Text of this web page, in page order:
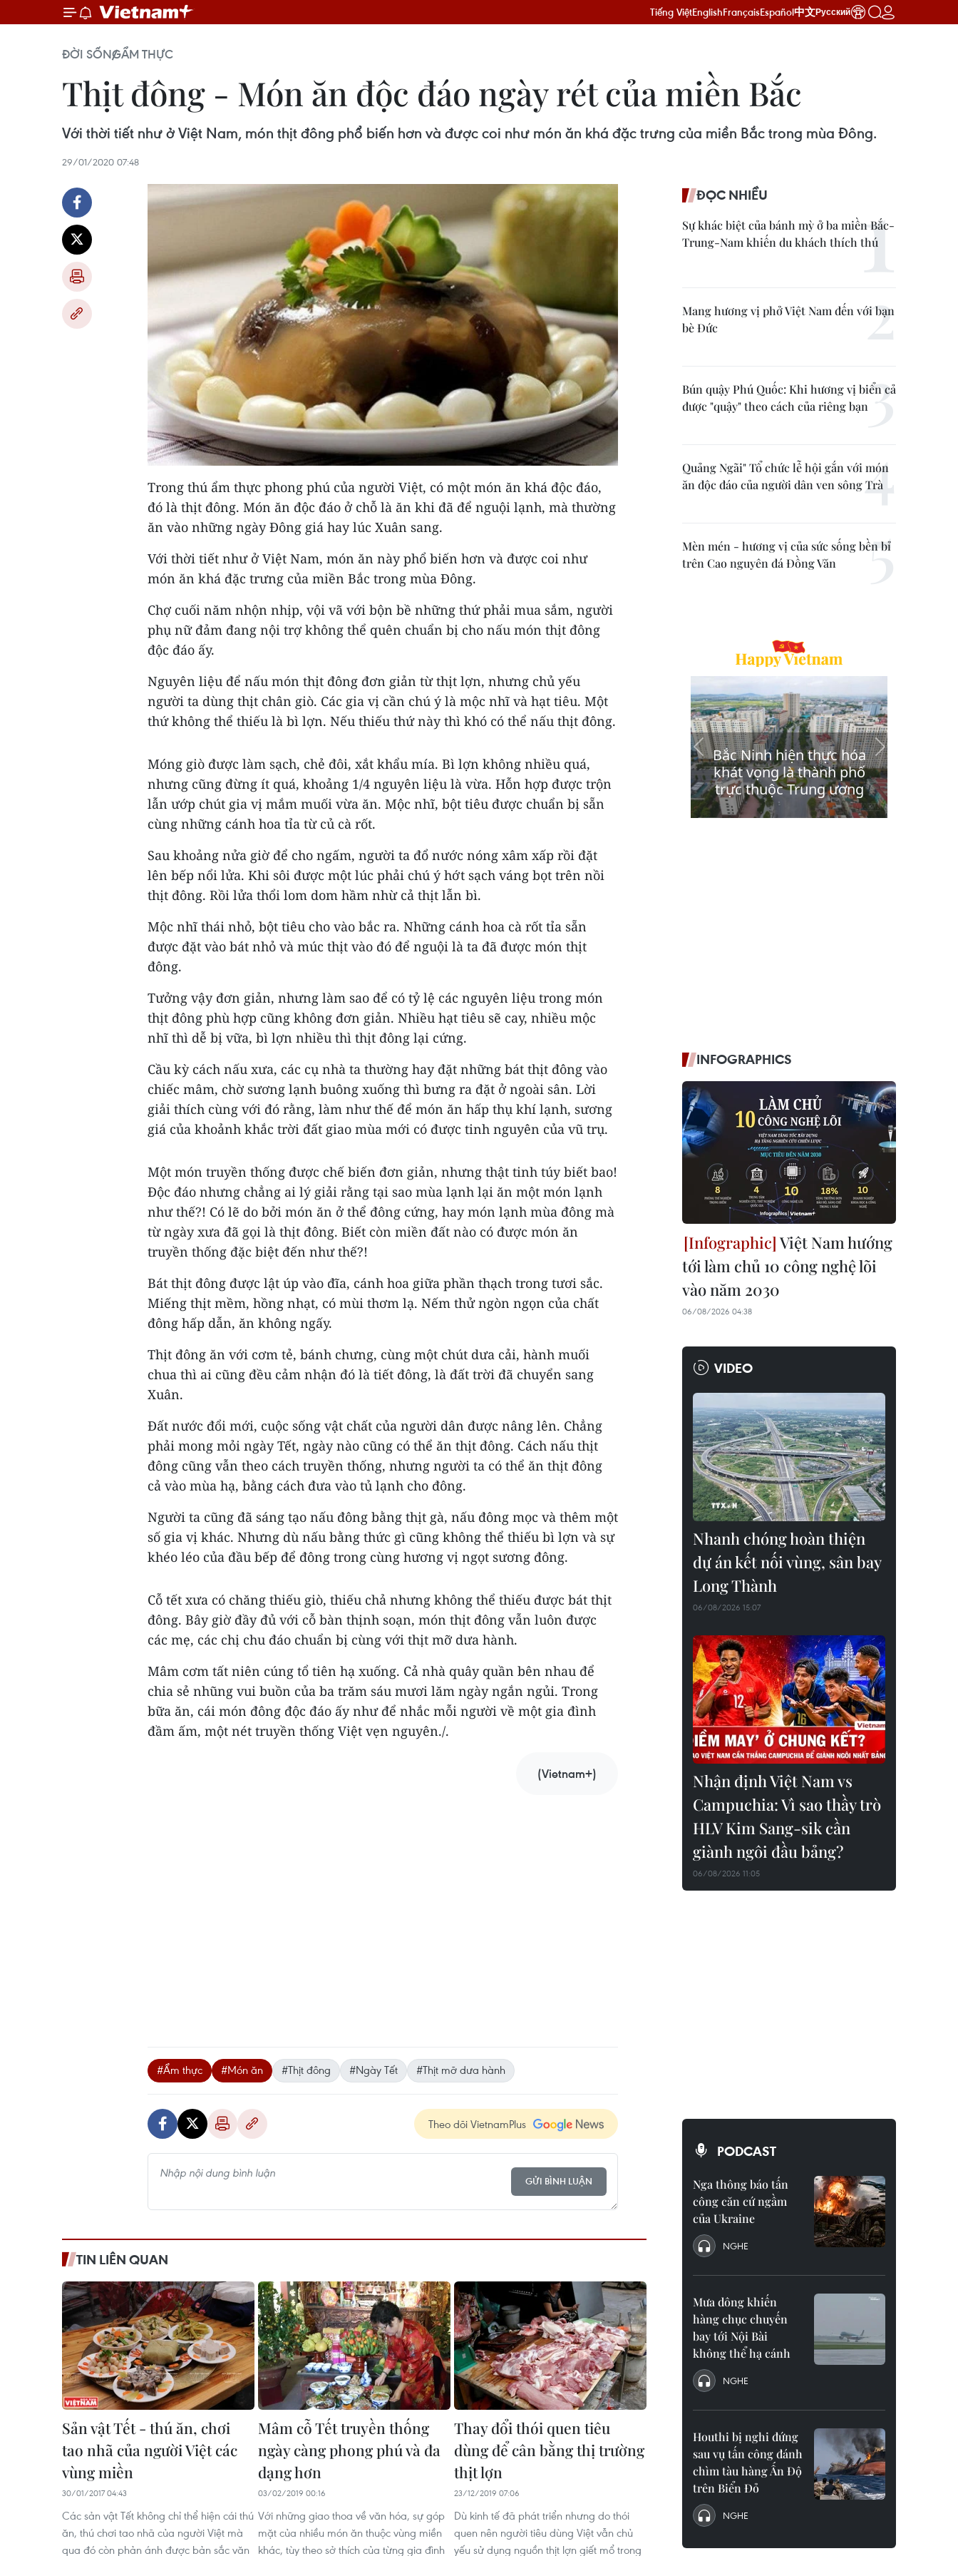
Tiếng ViệtEnglishFrançaisEspañol中文Русский
ĐỜI SỐNGẨM THỰC
Thịt đông - Món ăn độc đáo ngày rét của miền Bắc
Với thời tiết như ở Việt Nam, món thịt đông phổ biến hơn và được coi như món ăn khá đặc trưng của miền Bắc trong mùa Đông.
29/01/2020 07:48
Trong thú ẩm thực phong phú của người Việt, có một món ăn khá độc đáo,
đó là thịt đông. Món ăn độc đáo ở chỗ là ăn khi đã để nguội lạnh, mà thường
ăn vào những ngày Đông giá hay lúc Xuân sang.
Với thời tiết như ở Việt Nam, món ăn này phổ biến hơn và được coi như
món ăn khá đặc trưng của miền Bắc trong mùa Đông.
Chợ cuối năm nhộn nhịp, vội vã với bộn bề những thứ phải mua sắm, người
phụ nữ đảm đang nội trợ không thể quên chuẩn bị cho nấu món thịt đông
độc đáo ấy.
Nguyên liệu để nấu món thịt đông đơn giản từ thịt lợn, nhưng chủ yếu
người ta dùng thịt chân giò. Các gia vị cần chú ý là mộc nhĩ và hạt tiêu. Một
thứ không thể thiếu là bì lợn. Nếu thiếu thứ này thì khó có thể nấu thịt đông.
Móng giò được làm sạch, chẻ đôi, xắt khẩu mía. Bì lợn không nhiều quá,
nhưng cũng đừng ít quá, khoảng 1/4 nguyên liệu là vừa. Hỗn hợp được trộn
lẫn ướp chút gia vị mắm muối vừa ăn. Mộc nhĩ, bột tiêu được chuẩn bị sẵn
cùng những cánh hoa tỉa từ củ cà rốt.
Sau khoảng nửa giờ để cho ngấm, người ta đổ nước nóng xâm xấp rồi đặt
lên bếp nổi lửa. Khi sôi được một lúc phải chú ý hớt sạch váng bọt trên nồi
thịt đông. Rồi lửa thổi lom dom hầm nhừ cả thịt lẫn bì.
Mộc nhĩ thái nhỏ, bột tiêu cho vào bắc ra. Những cánh hoa cà rốt tỉa sẵn
được đặt vào bát nhỏ và múc thịt vào đó để nguội là ta đã được món thịt
đông.
Tưởng vậy đơn giản, nhưng làm sao để có tỷ lệ các nguyên liệu trong món
thịt đông phù hợp cũng không đơn giản. Nhiều hạt tiêu sẽ cay, nhiều mộc
nhĩ thì dễ bị vữa, bì lợn nhiều thì thịt đông lại cứng.
Cầu kỳ cách nấu xưa, các cụ nhà ta thường hay đặt những bát thịt đông vào
chiếc mâm, chờ sương lạnh buông xuống thì bưng ra đặt ở ngoài sân. Lời
giải thích cùng với đó rằng, làm như thế để món ăn hấp thụ khí lạnh, sương
giá của khoảnh khắc trời đất giao mùa mới có được tinh nguyên của vũ trụ.
Một món truyền thống được chế biến đơn giản, nhưng thật tinh túy biết bao!
Độc đáo nhưng chẳng ai lý giải rằng tại sao mùa lạnh lại ăn một món lạnh
như thế?! Có lẽ do bởi món ăn ở thể đông cứng, hay món lạnh mùa đông mà
từ ngày xưa đã gọi là thịt đông. Biết còn miền đất nào có được món ăn
truyền thống đặc biệt đến như thế?!
Bát thịt đông được lật úp vào đĩa, cánh hoa giữa phần thạch trong tươi sắc.
Miếng thịt mềm, hồng nhạt, có mùi thơm lạ. Nếm thử ngòn ngọn của chất
đông hấp dẫn, ăn không ngấy.
Thịt đông ăn với cơm tẻ, bánh chưng, cùng một chút dưa cải, hành muối
chua thì ai cũng đều cảm nhận đó là tiết đông, là đất trời đã chuyển sang
Xuân.
Đất nước đổi mới, cuộc sống vật chất của người dân được nâng lên. Chẳng
phải mong mỏi ngày Tết, ngày nào cũng có thể ăn thịt đông. Cách nấu thịt
đông cũng vẫn theo cách truyền thống, nhưng người ta có thể ăn thịt đông
cả vào mùa hạ, bằng cách đưa vào tủ lạnh cho đông.
Người ta cũng đã sáng tạo nấu đông bằng thịt gà, nấu đông mọc và thêm một
số gia vị khác. Nhưng dù nấu bằng thức gì cũng không thể thiếu bì lợn và sự
khéo léo của đầu bếp để đông trong cùng hương vị ngọt sương đông.
Cỗ tết xưa có chăng thiếu giò, thiếu chả nhưng không thể thiếu được bát thịt
đông. Bây giờ đầy đủ với cỗ bàn thịnh soạn, món thịt đông vẫn luôn được
các mẹ, các chị chu đáo chuẩn bị cùng với thịt mỡ dưa hành.
Mâm cơm tất niên cúng tổ tiên hạ xuống. Cả nhà quây quần bên nhau để
chia sẻ nhũng vui buồn của ba trăm sáu mươi lăm ngày ngắn ngủi. Trong
bữa ăn, cái món đông độc đáo ấy như để nhắc mỗi người về một gia đình
đầm ấm, một nét truyền thống Việt vẹn nguyên./.
(Vietnam+)
#Ẩm thực #Món ăn #Thịt đông #Ngày Tết #Thịt mỡ dưa hành
Theo dõi VietnamPlus
GỬI BÌNH LUẬN
TIN LIÊN QUAN
Sản vật Tết - thú ăn, chơi
tao nhã của người Việt các
vùng miền
30/01/2017 04:43
Các sản vật Tết không chỉ thể hiện cái thú
ăn, thú chơi tao nhã của người Việt mà
qua đó còn phản ánh được bản sắc văn
Mâm cỗ Tết truyền thống
ngày càng phong phú và đa
dạng hơn
03/02/2019 00:16
Với những giao thoa về văn hóa, sự góp
mặt của nhiều món ăn thuộc vùng miền
khác, tùy theo sở thích của từng gia đình
Thay đổi thói quen tiêu
dùng để cân bằng thị trường
thịt lợn
23/12/2019 07:06
Dù kinh tế đã phát triển nhưng do thói
quen nên người tiêu dùng Việt vẫn chủ
yếu sử dụng nguồn thịt lợn giết mổ trong
ĐỌC NHIỀU
Sự khác biệt của bánh mỳ ở ba miền Bắc-
Trung-Nam khiến du khách thích thú
Mang hương vị phở Việt Nam đến với bạn
bè Đức
Bún quậy Phú Quốc: Khi hương vị biển cả
được "quậy" theo cách của riêng bạn
Quảng Ngãi" Tổ chức lễ hội gắn với món
ăn độc đáo của người dân ven sông Trà
Mèn mén - hương vị của sức sống bền bỉ
trên Cao nguyên đá Đồng Văn
INFOGRAPHICS
Việt Nam hướng
tới làm chủ 10 công nghệ lõi
vào năm 2030
06/08/2026 04:38
VIDEO
Nhanh chóng hoàn thiện
dự án kết nối vùng, sân bay
Long Thành
06/08/2026 15:07
Nhận định Việt Nam vs
Campuchia: Vì sao thầy trò
HLV Kim Sang-sik cần
giành ngôi đầu bảng?
06/08/2026 11:05
PODCAST
Nga thông báo tấn
công căn cứ ngầm
của Ukraine
NGHE
Mưa dông khiến
hàng chục chuyến
bay tới Nội Bài
không thể hạ cánh
NGHE
Houthi bị nghi đứng
sau vụ tấn công đánh
chìm tàu hàng Ấn Độ
trên Biển Đỏ
NGHE